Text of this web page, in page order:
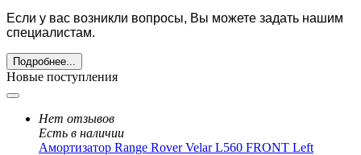
Если у вас возникли вопросы, Вы можете задать нашим
специалистам.
Подробнее...
Новые поступления
Нет отзывов
Есть в наличии
Амортизатор Range Rover Velar L560 FRONT Left